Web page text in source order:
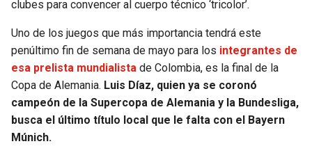
PANTHERS
SAINTS
BUCCANEERS
JAZZ
clubes para convencer al cuerpo técnico ‘tricolor’.
Uno de los juegos que más importancia tendrá este
penúltimo fin de semana de mayo para los integrantes de
esa prelista mundialista de Colombia, es la final de la
Copa de Alemania. Luis Díaz, quien ya se coronó
campeón de la Supercopa de Alemania y la Bundesliga,
busca el último título local que le falta con el Bayern
Múnich.